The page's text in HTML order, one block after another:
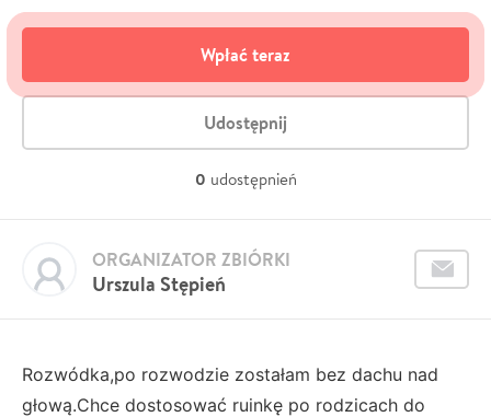
Wpłać teraz
Udostępnij
0 udostępnień
Urszula Stępień
ORGANIZATOR ZBIÓRKI
Rozwódka,po rozwodzie zostałam bez dachu nad
głową.Chce dostosować ruinkę po rodzicach do